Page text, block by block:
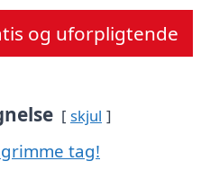
og uforpligtende
skjul
tag!